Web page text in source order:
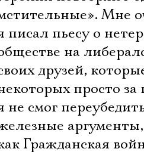
Мне
писал пьесу о
на
друзей,
просто
не смог
Гражданская